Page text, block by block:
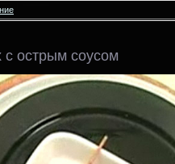
с острым соусом